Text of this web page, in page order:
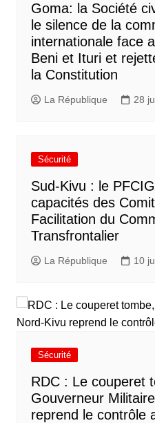
Goma: la Société
le silence de la
internationale face
Beni et Ituri et
la Constitution
La République 28
Sécurité
Sud-Kivu : le
capacités des
Facilitation du
Transfrontalier
La République 10
Sécurité
RDC : Le couperet
Gouverneur
reprend le contrôle